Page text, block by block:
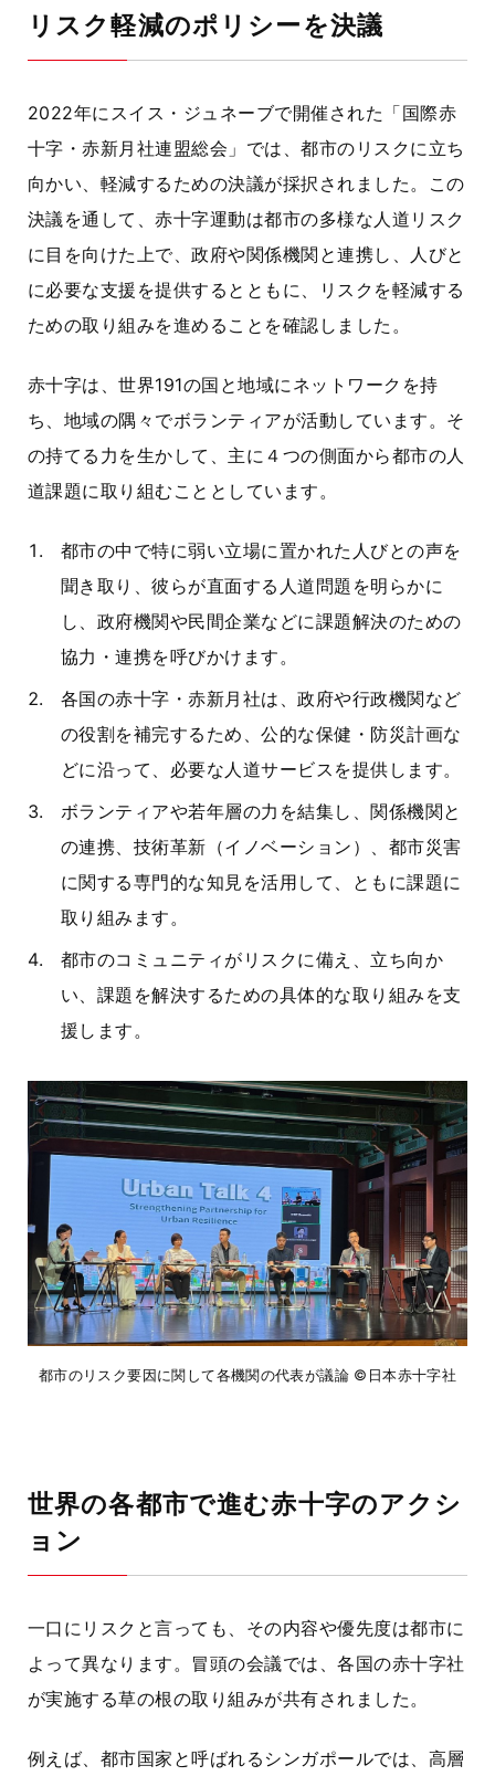
リスク軽減のポリシーを決議
2022年にスイス・ジュネーブで開催された「国際赤
十字・赤新月社連盟総会」では、都市のリスクに立ち
向かい、軽減するための決議が採択されました。この
決議を通して、赤十字運動は都市の多様な人道リスク
に目を向けた上で、政府や関係機関と連携し、人びと
に必要な支援を提供するとともに、リスクを軽減する
ための取り組みを進めることを確認しました。
赤十字は、世界191の国と地域にネットワークを持
ち、地域の隅々でボランティアが活動しています。そ
の持てる力を生かして、主に４つの側面から都市の人
道課題に取り組むこととしています。
都市の中で特に弱い立場に置かれた人びとの声を
聞き取り、彼らが直面する人道問題を明らかに
し、政府機関や民間企業などに課題解決のための
協力・連携を呼びかけます。
各国の赤十字・赤新月社は、政府や行政機関など
の役割を補完するため、公的な保健・防災計画な
どに沿って、必要な人道サービスを提供します。
ボランティアや若年層の力を結集し、関係機関と
の連携、技術革新（イノベーション）、都市災害
に関する専門的な知見を活用して、ともに課題に
取り組みます。
都市のコミュニティがリスクに備え、立ち向か
い、課題を解決するための具体的な取り組みを支
援します。
都市のリスク要因に関して各機関の代表が議論 ©日本赤十字社
世界の各都市で進む赤十字のアクシ
ョン
一口にリスクと言っても、その内容や優先度は都市に
よって異なります。冒頭の会議では、各国の赤十字社
が実施する草の根の取り組みが共有されました。
例えば、都市国家と呼ばれるシンガポールでは、高層